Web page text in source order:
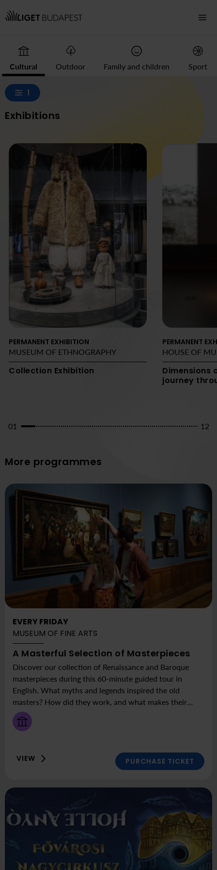
Navigation
Cultural Outdoor Family and children Sport
1
Exhibitions
01 12
PERMANENT EXHIBITION
MUSEUM OF ETHNOGRAPHY
Collection Exhibition
PERMANENT
HOUSE OF
Dimensions
journey
More programmes
EVERY FRIDAY
MUSEUM OF FINE ARTS
A Masterful Selection of MasterpiecesEVERY
Here:
Discover our collection of Renaissance and Baroque
masterpieces during this 60-minute guided tour in
English. What myths and legends inspired the old
masters? How did they work, and what makes their
work timeless? If you want to find out, join us on our
English guided tours every Thursday at 11:00 am.
VIEW PURCHASE TICKET